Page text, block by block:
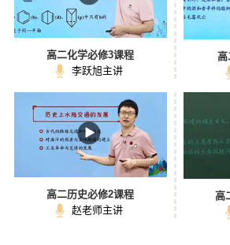
高二化学必修3课程
李跃旭主讲
高
高二历史必修2课程
赵老师主讲
高